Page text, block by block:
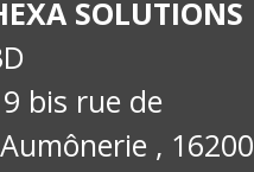
SOLUTIONS
bis rue de
, 16200